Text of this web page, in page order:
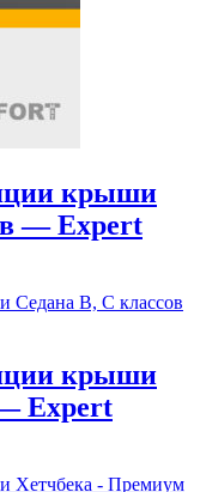
крыши
— Expert
крыши
Expert